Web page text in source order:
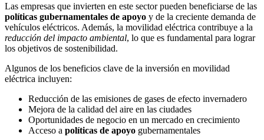
Las empresas que invierten en este sector pueden beneficiarse de las
políticas gubernamentales de apoyo y de la creciente demanda de
vehículos eléctricos. Además, la movilidad eléctrica contribuye a la
reducción del impacto ambiental, lo que es fundamental para lograr
los objetivos de sostenibilidad.
Algunos de los beneficios clave de la inversión en movilidad
eléctrica incluyen:
Reducción de las emisiones de gases de efecto invernadero
Mejora de la calidad del aire en las ciudades
Oportunidades de negocio en un mercado en crecimiento
Acceso a políticas de apoyo gubernamentales